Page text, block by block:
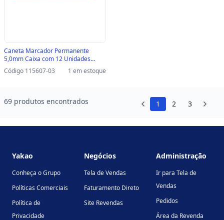
Caneta Marcador Permanente
5,0mm Caixa com 12 Unidades
Vermelho - BRW - CA4003-SINOP-03
- CA4003
Código 115607-03 1 em estoque
69 produtos encontrados 1 2 3
Yakao
Conheça o Grupo
Políticas Comerciais
Política de
Privacidade
Negócios
Tela de Vendas
Faturamento Direto
Site Revendas
Administração
Ir para Tela de
Vendas
Pedidos
Área da Revenda